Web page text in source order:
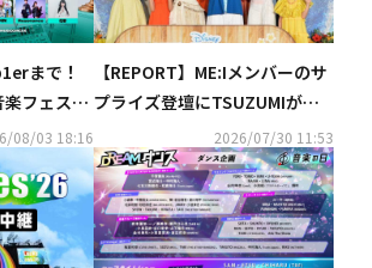
まで！
フェス、
を発表
08/03 18:16
【REPORT】ME:Iメンバーのサ
プライズ登壇にTSUZUMIが
涙…実写映画「モアナと伝説の
海」一夜限りのミュージカルプ
レミア開催
2026/07/30 11:53